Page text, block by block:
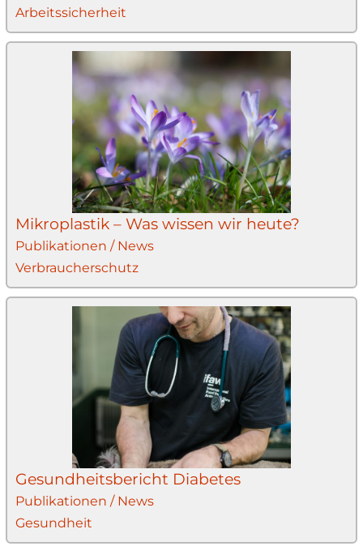
Arbeitssicherheit
Mikroplastik – Was wissen wir heute?
Publikationen / News
Verbraucherschutz
Gesundheitsbericht Diabetes
Publikationen / News
Gesundheit